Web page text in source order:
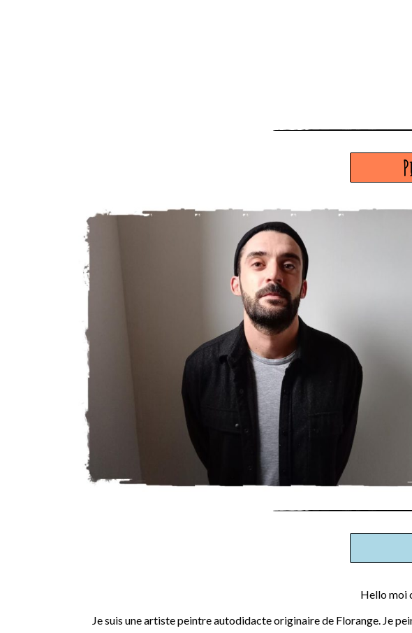
Hello moi
Je suis une artiste peintre autodidacte originaire de Florange. Je